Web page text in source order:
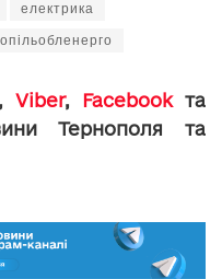
електрика
, Viber, Facebookта
Тернополя та